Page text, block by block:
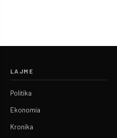
LAJME
Politika
Ekonomia
Kronika